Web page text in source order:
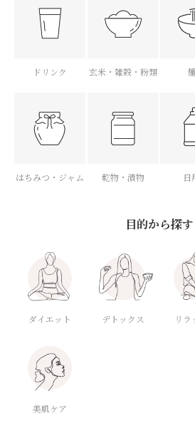
ドリンク 玄米・雑穀・粉類
はちみつ・ジャム 乾物・漬物 日
目的から探す
ダイエット デトックス リラ
美肌ケア